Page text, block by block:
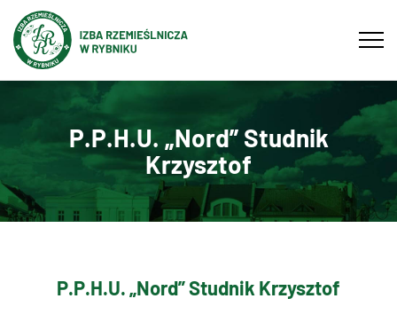
P.P.H.U. „Nord” Studnik
Krzysztof
P.P.H.U. „Nord” Studnik Krzysztof